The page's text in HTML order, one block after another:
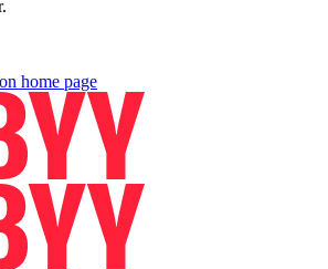
home page